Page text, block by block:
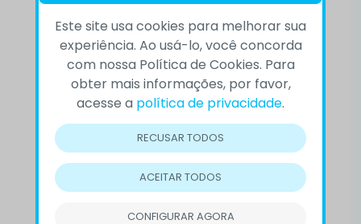
de aprender coisas novas e a
satisfação de se sentir útil. Hoje, o
CVV, em todos os seus programas,
conta com mais de 2 mil
voluntários atuantes em diversas
frentes.
Cada um com sua capacidade de
colaboração para que, por mais de
Este site usa cookies para melhorar sua
experiência. Ao usá-lo, você concorda
com nossa Política de Cookies. Para
obter mais informações, por favor,
acesse a política de privacidade.
RECUSAR TODOS
ACEITAR TODOS
CONFIGURAR AGORA